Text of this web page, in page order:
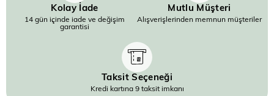
Kolay İade
14 gün içinde iade ve değişim
garantisi
Mutlu Müşteri
Alışverişlerinden memnun müşteriler
Taksit Seçeneği
Kredi kartına 9 taksit imkanı